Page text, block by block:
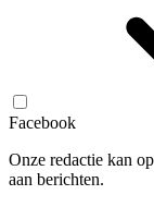
Facebook
Onze redactie kan
aan berichten.